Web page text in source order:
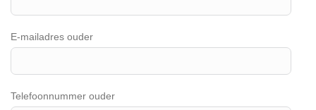
E-mailadres ouder
Telefoonnummer ouder